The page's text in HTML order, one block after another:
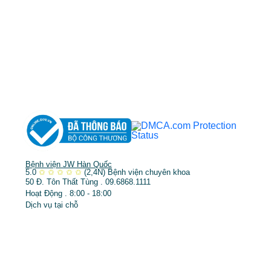
Bệnh viện JW Hàn Quốc
5.0 ✩ ✩ ✩ ✩ ✩ (2,4N) Bệnh viện chuyên khoa
50 Đ. Tôn Thất Tùng . 09.6868.1111
Hoạt Động . 8:00 - 18:00
Dịch vụ tại chỗ